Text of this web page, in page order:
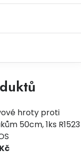
hroty proti
50cm, 1ks R1523